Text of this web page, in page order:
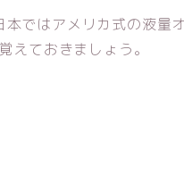
本ではアメリカ式の液
えておきましょう。